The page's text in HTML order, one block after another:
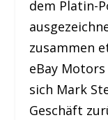
dem Platin-
zusammen
eBay
sich Mark
Geschäft